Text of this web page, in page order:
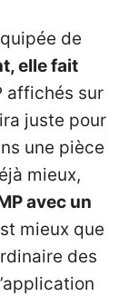
de
elle fait
affichés sur
juste pour
une pièce
mieux,
avec un
mieux que
des